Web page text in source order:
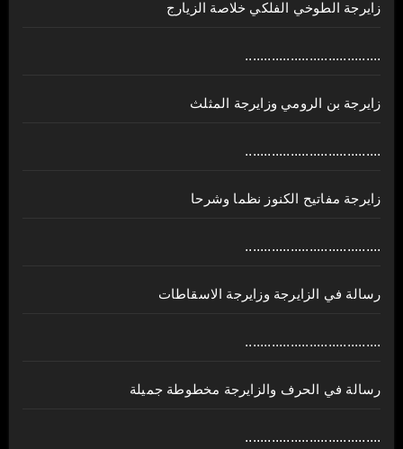
زايرجة الطوخي الفلكي خلاصة الزيارج
....................................
زايرجة بن الرومي وزايرجة المثلث
....................................
زايرجة مفاتيح الكنوز نظما وشرحا
....................................
رسالة في الزايرجة وزايرجة الاسقاطات
....................................
رسالة في الحرف والزايرجة مخطوطة جميلة
....................................